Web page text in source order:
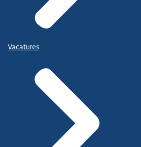
Vacatures